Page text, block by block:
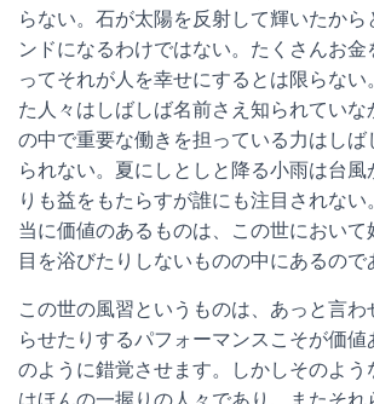
らない。石が太陽を反射して輝いたから
ンドになるわけではない。たくさんお金
ってそれが人を幸せにするとは限らない
た人々はしばしば名前さえ知られていな
の中で重要な働きを担っている力はしば
られない。夏にしとしと降る小雨は台風
りも益をもたらすが誰にも注目されない
当に価値のあるものは、この世において
目を浴びたりしないものの中にあるので
この世の風習というものは、あっと言
らせたりするパフォーマンスこそが価
のように錯覚させます。しかしそのよう
はほんの一握りの人々であり、またそれ